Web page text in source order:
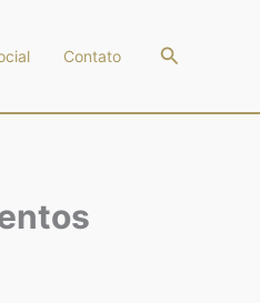
Contato Pesquisar